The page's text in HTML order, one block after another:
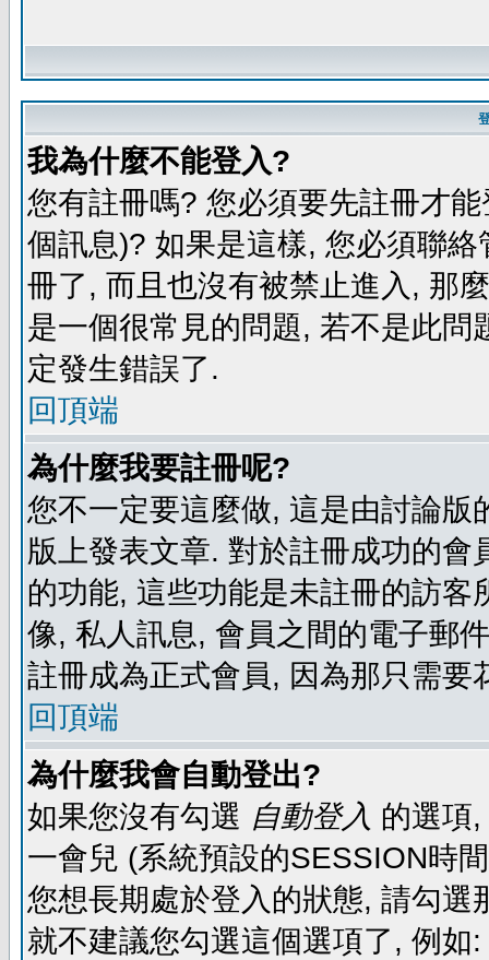
我為什麼不能登入?
您有註冊嗎? 您必須要先註冊才
個訊息)? 如果是這樣, 您必須聯
冊了, 而且也沒有被禁止進入, 那
是一個很常見的問題, 若不是此
定發生錯誤了.
回頂端
為什麼我要註冊呢?
您不一定要這麼做, 這是由討論
版上發表文章. 對於註冊成功的
的功能, 這些功能是未註冊的訪
像, 私人訊息, 會員之間的電子郵
註冊成為正式會員, 因為那只需要
回頂端
為什麼我會自動登出?
如果您沒有勾選 自動登入 的選項
一會兒 (系統預設的SESSION時
您想長期處於登入的狀態, 請勾
就不建議您勾選這個選項了, 例